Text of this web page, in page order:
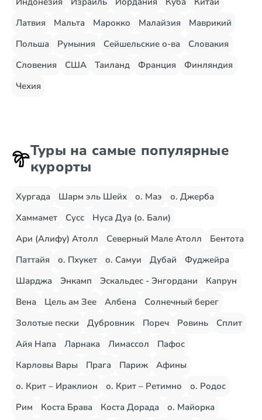
Латвия
Мальта Марокко Малайзия
Маврикий
Польша
Румыния Сейшельские о-ва
Словакия
Словения
США Таиланд Франция
Финляндия
Чехия
Туры на самые популярные
курорты
Хургада Шарм эль Шейх о. Маэ
о. Джерба
Хаммамет
Сусс
Нуса Дуа (о. Бали)
Ари (Алифу) Атолл
Северный Мале Атолл
Бентота
Паттайя
о. Пхукет о. Самуи Дубай
Фуджейра
Шарджа
Энкамп Эскальдес - Энгордани
Капрун
Вена
Цель ам Зее Албена
Солнечный берег
Золотые пески
Дубровник Пореч Ровинь
Сплит
Айя Напа
Ларнака Лимассол
Пафос
Карловы Вары
Прага Париж
Афины
о. Крит – Ираклион
о. Крит – Ретимно
о. Родос
Рим
Коста Брава Коста Дорада
о. Майорка